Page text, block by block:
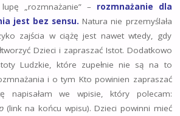
„rozmnażanie” – rozmnażanie
dla
jest bez sensu. Natura nie przemyślała
zajścia w ciążę jest nawet wtedy, gdy
Dzieci i zapraszać Istot. Dodatkowo
Ludzkie, które zupełnie nie są na to
i o tym Kto powinien zapraszać
napisałam we wpisie, który polecam:
(link na końcu wpisu). Dzieci powinni mieć